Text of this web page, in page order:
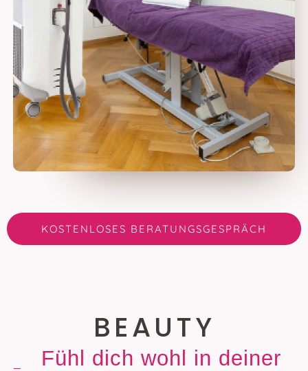
KOSTENLOSES BERATUNGSGESPRÄCH
BEAUTY
Fühl dich wohl in deiner